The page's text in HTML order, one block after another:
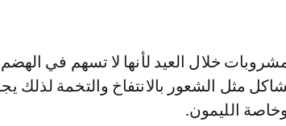
خلال العيد لأنها لا تسهم في
مثل الشعور بالانتفاخ والتخمة لذلك
وخاصة الليمون.